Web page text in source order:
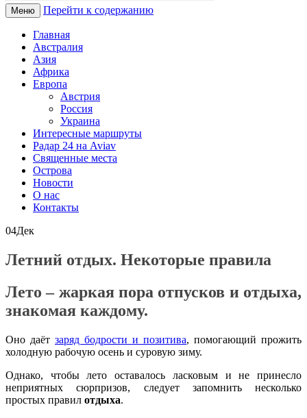
Меню Перейти к содержанию
Главная
Австралия
Азия
Африка
Европа
Австрия
Россия
Украина
Интересные маршруты
Радар 24 на Aviav
Священные места
Острова
Новости
О нас
Контакты
04Дек
Летний отдых. Некоторые правила
Лето – жаркая пора отпусков и отдыха,
знакомая каждому.
Оно даёт заряд бодрости и позитива, помогающий прожить
холодную рабочую осень и суровую зиму.
Однако, чтобы лето оставалось ласковым и не принесло
неприятных сюрпризов, следует запомнить несколько
простых правил отдыха.